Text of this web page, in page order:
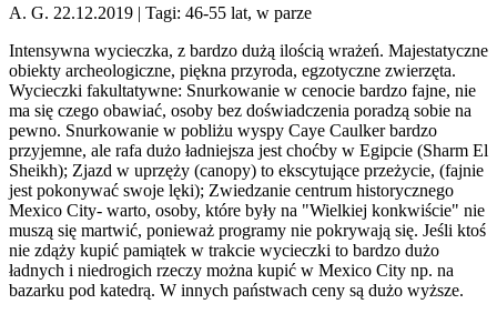
A. G. 22.12.2019 | Tagi: 46-55 lat, w parze
Intensywna wycieczka, z bardzo dużą ilością wrażeń. Majestatyczne
obiekty archeologiczne, piękna przyroda, egzotyczne zwierzęta.
Wycieczki fakultatywne: Snurkowanie w cenocie bardzo fajne, nie
ma się czego obawiać, osoby bez doświadczenia poradzą sobie na
pewno. Snurkowanie w pobliżu wyspy Caye Caulker bardzo
przyjemne, ale rafa dużo ładniejsza jest choćby w Egipcie (Sharm El
Sheikh); Zjazd w uprzęży (canopy) to ekscytujące przeżycie, (fajnie
jest pokonywać swoje lęki); Zwiedzanie centrum historycznego
Mexico City- warto, osoby, które były na "Wielkiej konkwiście" nie
muszą się martwić, ponieważ programy nie pokrywają się. Jeśli ktoś
nie zdąży kupić pamiątek w trakcie wycieczki to bardzo dużo
ładnych i niedrogich rzeczy można kupić w Mexico City np. na
bazarku pod katedrą. W innych państwach ceny są dużo wyższe.